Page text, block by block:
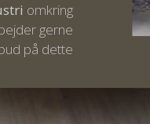
omkring
gerne
på dette